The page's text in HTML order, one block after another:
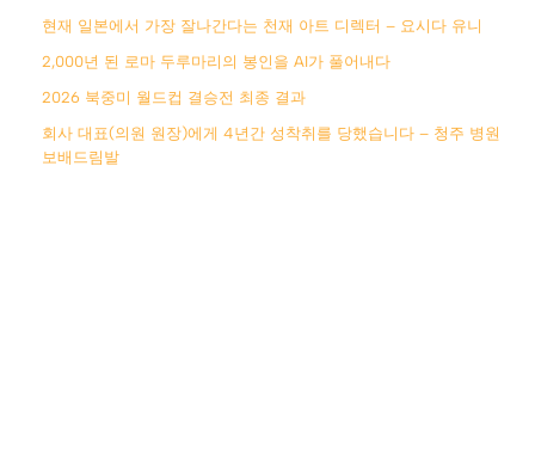
현재 일본에서 가장 잘나간다는 천재 아트 디렉터 – 요시다 유니
2,000년 된 로마 두루마리의 봉인을 AI가 풀어내다
2026 북중미 월드컵 결승전 최종 결과
회사 대표(의원 원장)에게 4년간 성착취를 당했습니다 – 청주 병원
보배드림발